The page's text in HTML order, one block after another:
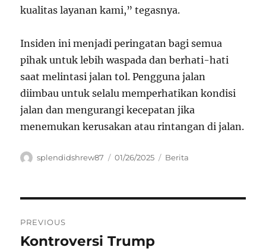
kualitas layanan kami,” tegasnya.
Insiden ini menjadi peringatan bagi semua
pihak untuk lebih waspada dan berhati-hati
saat melintasi jalan tol. Pengguna jalan
diimbau untuk selalu memperhatikan kondisi
jalan dan mengurangi kecepatan jika
menemukan kerusakan atau rintangan di jalan.
Author
splendidshrew87
Posted
01/26/2025 Categories
Berita
pos
PREVIOUS
Previous
Kontroversi Trump